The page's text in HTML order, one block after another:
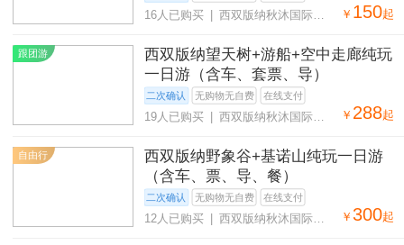
￥ 150起
16人已购买 | 西双版纳秋沐国际旅
跟团游
西双版纳望天树+游船+空中走廊纯玩
一日游（含车、套票、导）
二次确认 无购物无自费 在线支付
￥ 288起
19人已购买 | 西双版纳秋沐国际旅
自由行
西双版纳野象谷+基诺山纯玩一日游
（含车、票、导、餐）
二次确认 无购物无自费 在线支付
￥ 300起
12人已购买 | 西双版纳秋沐国际旅